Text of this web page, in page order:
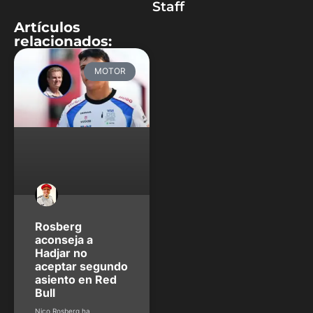
Staff
Artículos
relacionados:
MOTOR
Rosberg
aconseja a
Hadjar no
aceptar segundo
asiento en Red
Bull
Nico Rosberg ha